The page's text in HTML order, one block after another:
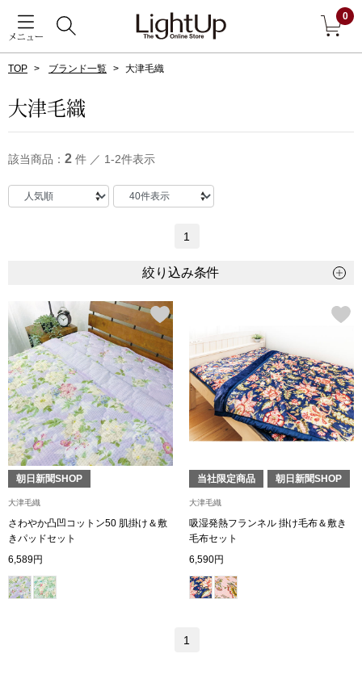
メニュー
0
すべて見る
ダーウェア
アクセサリー
ン雑貨
アウター
トップス
Tシャツ／カッ
TOP ブランド一覧 大津毛織
大津毛織
該当商品： 2 件 ／ 1-2件表示
1
絞り込み条件
朝日新聞SHOP
大津毛織
さわやか凸凹コットン50 肌掛け＆敷
きパッドセット
6,589円
当社限定商品 朝日新聞SHOP
大津毛織
吸湿発熱フランネル 掛け毛布＆敷き
毛布セット
6,590円
1